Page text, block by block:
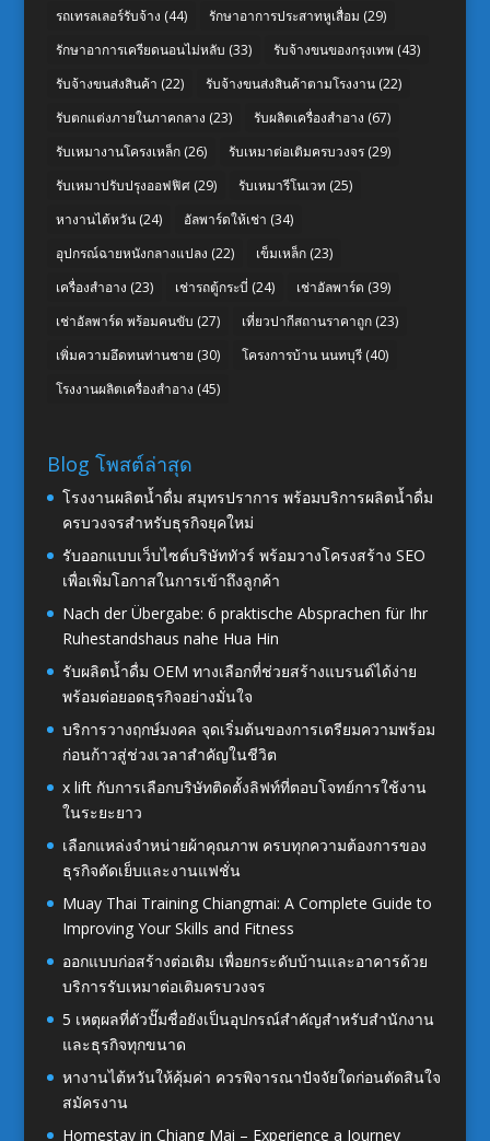
รถเทรลเลอร์รับจ้าง (44) รักษาอาการประสาทหูเสื่อม (29)
รักษาอาการเครียดนอนไม่หลับ (33) รับจ้างขนของกรุงเทพ (43)
รับจ้างขนส่งสินค้า (22) รับจ้างขนส่งสินค้าตามโรงงาน(22)
รับตกแต่งภายในภาคกลาง (23) รับผลิตเครื่องสำอาง (67)
รับเหมางานโครงเหล็ก(26) รับเหมาต่อเติมครบวงจร(29)
รับเหมาปรับปรุงออฟฟิศ(29) รับเหมารีโนเวท (25)
หางานไต้หวัน(24) อัลพาร์ดให้เช่า (34)
อุปกรณ์ฉายหนังกลางแปลง (22) เข็มเหล็ก(23)
เครื่องสำอาง (23) เช่ารถตู้กระบี่ (24) เช่าอัลพาร์ด (39)
เช่าอัลพาร์ด พร้อมคนขับ (27) เที่ยวปากีสถานราคาถูก(23)
เพิ่มความอึดทนท่านชาย (30) โครงการบ้าน นนทบุรี(40)
โรงงานผลิตเครื่องสำอาง (45)
Blog โพสต์ล่าสุด
โรงงานผลิตน้ำดื่ม สมุทรปราการ พร้อมบริการผลิตน้ำดื่ม
ครบวงจรสำหรับธุรกิจยุคใหม่
รับออกแบบเว็บไซต์บริษัททัวร์ พร้อมวางโครงสร้าง SEO
เพื่อเพิ่มโอกาสในการเข้าถึงลูกค้า
Nach der Übergabe: 6 praktische Absprachen für Ihr
Ruhestandshaus nahe Hua Hin
รับผลิตน้ำดื่ม OEM ทางเลือกที่ช่วยสร้างแบรนด์ได้ง่าย
พร้อมต่อยอดธุรกิจอย่างมั่นใจ
บริการวางฤกษ์มงคล จุดเริ่มต้นของการเตรียมความพร้อม
ก่อนก้าวสู่ช่วงเวลาสำคัญในชีวิต
x lift กับการเลือกบริษัทติดตั้งลิฟท์ที่ตอบโจทย์การใช้งาน
ในระยะยาว
เลือกแหล่งจำหน่ายผ้าคุณภาพ ครบทุกความต้องการของ
ธุรกิจตัดเย็บและงานแฟชั่น
Muay Thai Training Chiangmai: A Complete Guide to
Improving Your Skills and Fitness
ออกแบบก่อสร้างต่อเติม เพื่อยกระดับบ้านและอาคารด้วย
บริการรับเหมาต่อเติมครบวงจร
5 เหตุผลที่ตัวปั๊มชื่อยังเป็นอุปกรณ์สำคัญสำหรับสำนักงาน
และธุรกิจทุกขนาด
หางานไต้หวันให้คุ้มค่า ควรพิจารณาปัจจัยใดก่อนตัดสินใจ
สมัครงาน
Homestay in Chiang Mai – Experience a Journey